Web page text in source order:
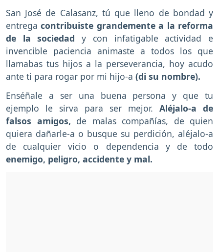
San José de Calasanz, tú que lleno de bondad y
entregacontribuiste grandemente a la reforma
de la sociedady con infatigable actividad e
invencible paciencia animaste a todos los que
llamabas tus hijos a la perseverancia, hoy acudo
ante ti para rogar por mi hijo-a (di su nombre).
Enséñale a ser una buena persona y que tu
ejemplo le sirva para ser mejor. Aléjalo-a de
falsos amigos, de malas compañías, de quien
quiera dañarle-a o busque su perdición, aléjalo-a
de cualquier vicio o dependencia y de todo
enemigo, peligro, accidente y mal.